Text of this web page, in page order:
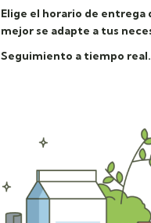
Elige el horario de entrega
mejor se adapte a tus
Seguimiento a tiempo real.